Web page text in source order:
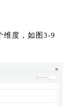
维度，如图3-9